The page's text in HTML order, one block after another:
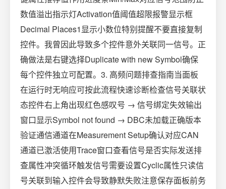
数值溢出指示灯Activation值阈值超限报警显示框
Decimal Places1显示小数位特别提醒不要直接复制
控件。我曾因此导致多个控件意外关联同一信号。正
确做法是右键选择Duplicate with new Symbol确保
每个控件独立可配置。3. 高频问题排查指南当面板
在运行时无响应可按此流程快速诊断检查信号关联状
态控件右上角出现红色感叹号 → 信号绑定失效输出
窗口显示Symbol not found → DBC未加载正确版本
验证通信通道在Measurement Setup确认对应CAN
通道已激活使用Trace窗口查看信号是否实际发送排
查属性冲突循环触发信号需要设置Cyclic属性只读信
号关联到输入控件会导致静默失败注意保存面板前务